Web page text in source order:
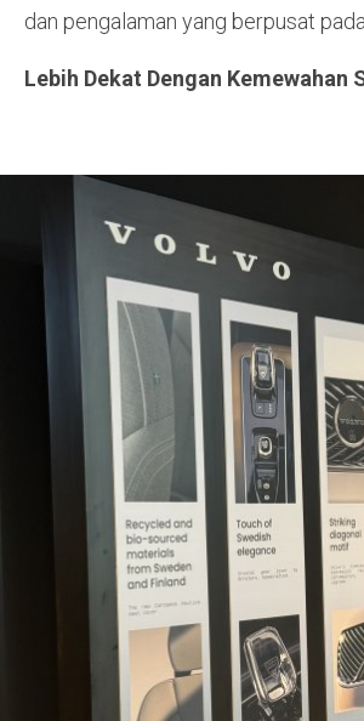
dan pengalaman yang berpusat
Lebih Dekat Dengan Kemewahan